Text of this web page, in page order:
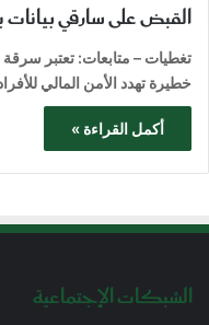
القبض على سارقي بيانات
تغطيات – متابعات: تعتبر
خطيرة تهدد الأمن المالي
أكمل القراءة »
الشبكات الإجتماعية